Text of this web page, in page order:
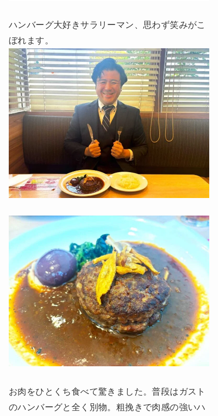
ハンバーグ大好きサラリーマン、思わず笑みがこ
ぼれます。
お肉をひとくち食べて驚きました。普段はガスト
のハンバーグと全く別物。粗挽きで肉感の強いハ